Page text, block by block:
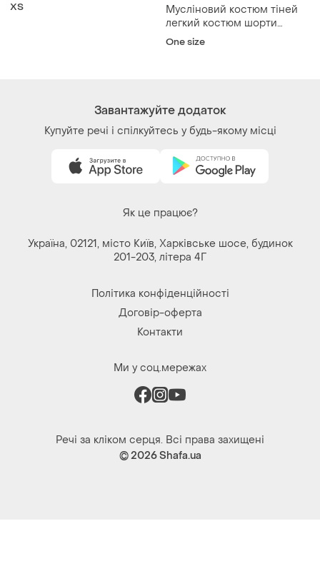
ХS
Мусліновий костюм тіней
легкий костюм шорти
сорочка футболка
One size
Завантажуйте додаток
Купуйте речі і спілкуйтесь у будь-якому місці
Як це працює?
Україна, 02121, місто Київ, Харківське шосе, будинок
201-203, літера 4Г
Політика конфіденційності
Договір-оферта
Контакти
Ми у соц.мережах
Речі за кліком серця. Всі права захищені
© 2026Shafa.ua